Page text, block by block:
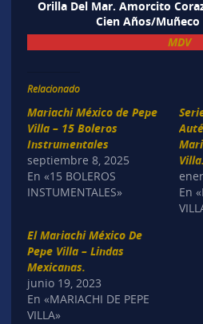
Orilla Del Mar. Amorcito
Cien Años/Muñeco
MDV
Relacionado
Mariachi México de Pepe
Villa – 15 Boleros
Instrumentales
septiembre 8, 2025
En «15 BOLEROS
INSTUMENTALES»
Villa.
En
El Mariachi México De
Pepe Villa – Lindas
Mexicanas.
junio 19, 2023
En «MARIACHI DE PEPE
VILLA»